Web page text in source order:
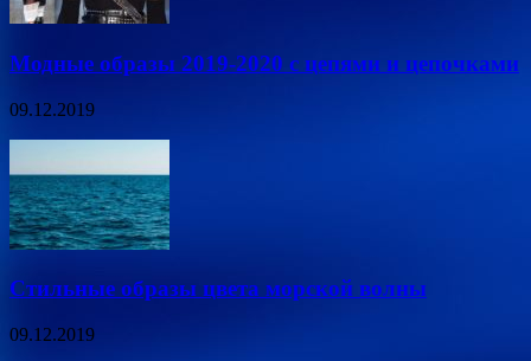
Модные образы 2019-2020 с цепями и цепочками
09.12.2019
Стильные образы цвета морской волны
09.12.2019